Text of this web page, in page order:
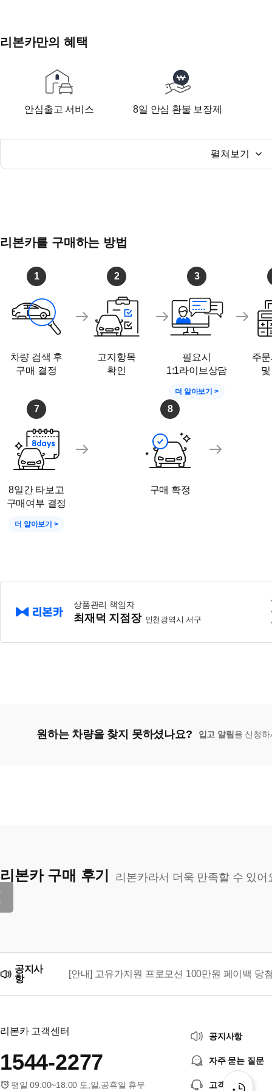
리본카만의 혜택
안심출고 서비스 8일 안심 환불 보장제
펼쳐보기
리본카를 구매하는 방법
1
차량 검색 후
구매 결정
2
고지항목
확인
3
필요시
1:1라이브상담
더 알아보기 >
주
7
8일간 타보고
구매여부 결정
더 알아보기 >
8
구매 확정
상품관리 책임자
최재덕 지점장 인천광역시 서구
원하는 차량을 찾지 못하셨나요? 입고 알림 을 신청
리본카 구매 후기 리본카라서 더욱 만족할 수 있어
공지사
항
[안내] 고유가지원 프로모션 100만원 페이백 당
리본카 고객센터
1544-2277
평일 09:00~18:00 토,일,공휴일 휴무
공지사항
자주 묻는 질문
고객센터